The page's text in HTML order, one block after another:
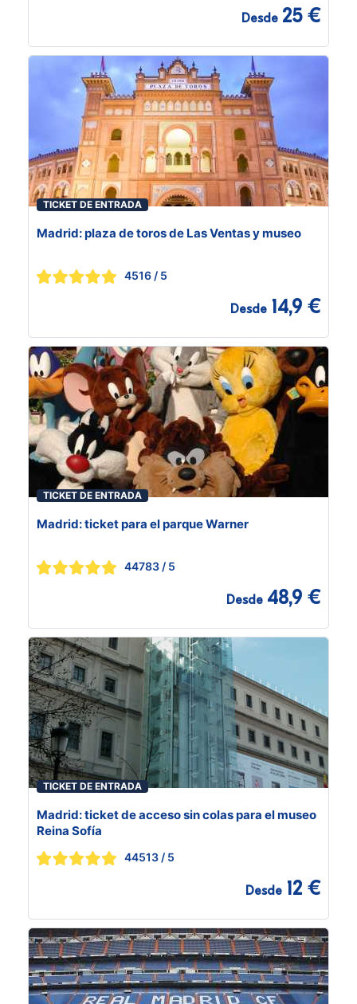
Desde 25 €
TICKET DE ENTRADA
Madrid: plaza de toros de Las Ventas y museo
4516 / 5
Desde 14,9 €
TICKET DE ENTRADA
Madrid: ticket para el parque Warner
44783 / 5
Desde 48,9 €
TICKET DE ENTRADA
Madrid: ticket de acceso sin colas para el museo
Reina Sofía
44513 / 5
Desde 12 €